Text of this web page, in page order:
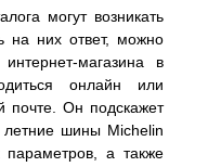
могут возникать
на них ответ, можно
магазина в
онлайн или
почте. Он подскажет
шины Michelin
параметров, а также